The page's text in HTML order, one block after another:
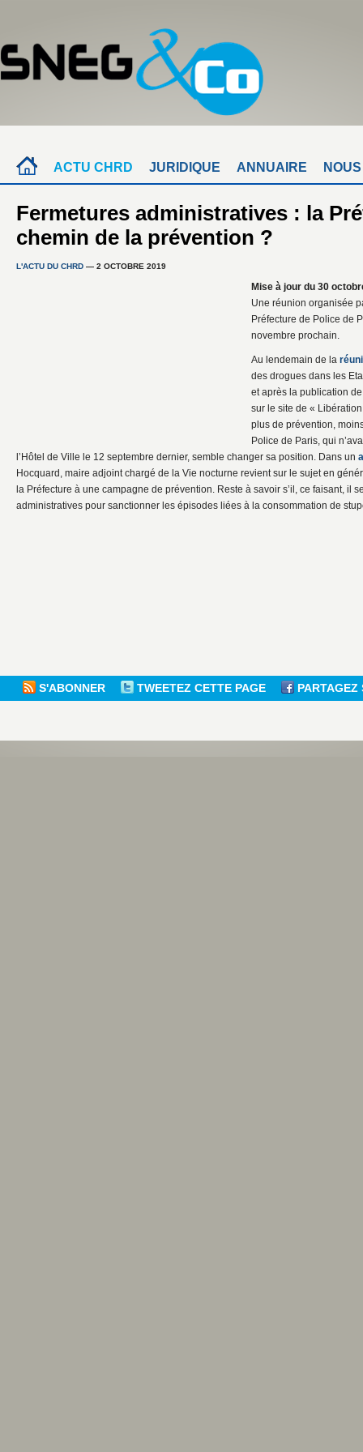
ACTU CHRD JURIDIQUE ANNUAIRE
Fermetures administratives : la
chemin de la prévention ?
L'ACTU DU CHRD — 2 OCTOBRE 2019
Mise à jour du 30
Une réunion organisée
Préfecture de Police de
novembre prochain.
Au lendemain de la
des drogues dans les
et après la publication
sur le site de «
plus de prévention,
Police de Paris, qui
l’Hôtel de Ville le 12 septembre dernier, semble changer sa position. Dans un
Hocquard, maire adjoint chargé de la Vie nocturne revient sur le sujet en
la Préfecture à une campagne de prévention. Reste à savoir s’il, ce faisant, il
administratives pour sanctionner les épisodes liées à la consommation de
S'ABONNER TWEETEZ CETTE PAGE PARTAGEZ